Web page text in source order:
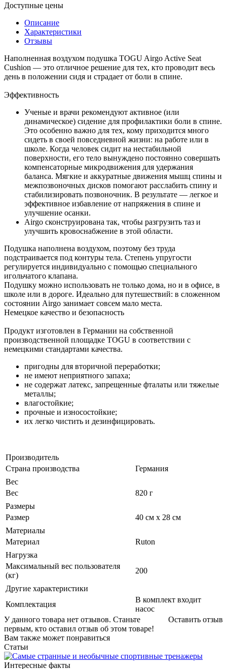
Доступные цены
Описание
Характеристики
Отзывы
Наполненная воздухом подушка TOGU Airgo Active Seat
Cushion — это отличное решение для тех, кто проводит весь
день в положении сидя и страдает от боли в спине.
Эффективность
Ученые и врачи рекомендуют активное (или
динамическое) сидение для профилактики боли в спине.
Это особенно важно для тех, кому приходится много
сидеть в своей повседневной жизни: на работе или в
школе. Когда человек сидит на нестабильной
поверхности, его тело вынуждено постоянно совершать
компенсаторные микродвижения для удержания
баланса. Мягкие и аккуратные движения мышц спины и
межпозвоночных дисков помогают расслабить спину и
стабилизировать позвоночник. В результате — легкое и
эффективное избавление от напряжения в спине и
улучшение осанки.
Airgo сконструирована так, чтобы разгрузить таз и
улучшить кровоснабжение в этой области.
Подушка наполнена воздухом, поэтому без труда
подстраивается под контуры тела. Степень упругости
регулируется индивидуально с помощью специального
игольчатого клапана.
Подушку можно использовать не только дома, но и в офисе, в
школе или в дороге. Идеально для путешествий: в сложенном
состоянии Airgo занимает совсем мало места.
Немецкое качество и безопасность
Продукт изготовлен в Германии на собственной
производственной площадке TOGU в соответствии с
немецкими стандартами качества.
пригодны для вторичной переработки;
не имеют неприятного запаха;
не содержат латекс, запрещенные фталаты или тяжелые
металлы;
влагостойкие;
прочные и износостойкие;
их легко чистить и дезинфицировать.
Производитель
Страна производства
Германия
Вес
Вес
820 г
Размеры
Размер
40 см х 28 см
Материалы
Материал
Ruton
Нагрузка
Максимальный вес пользователя
(кг)
200
Другие характеристики
Комплектация
В комплект входит
насос
Оставить отзыв
У данного товара нет отзывов. Станьте
первым, кто оставил отзыв об этом товаре!
Вам также может понравиться
Статьи
Интересные факты